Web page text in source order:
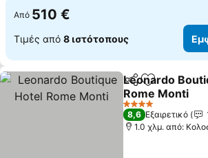
Από 510 €
Τιμές από 8 ιστότοπους
Κοινοποίηση
Προσθήκη
Leonardo
Rome Monti
4 Αστέρια
8,6 Εξαιρετικό
1.0 χλμ. από: